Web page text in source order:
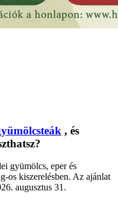
, és
gyümölcs, eper és
os kiszerelésben. Az ajánlat
augusztus 31.